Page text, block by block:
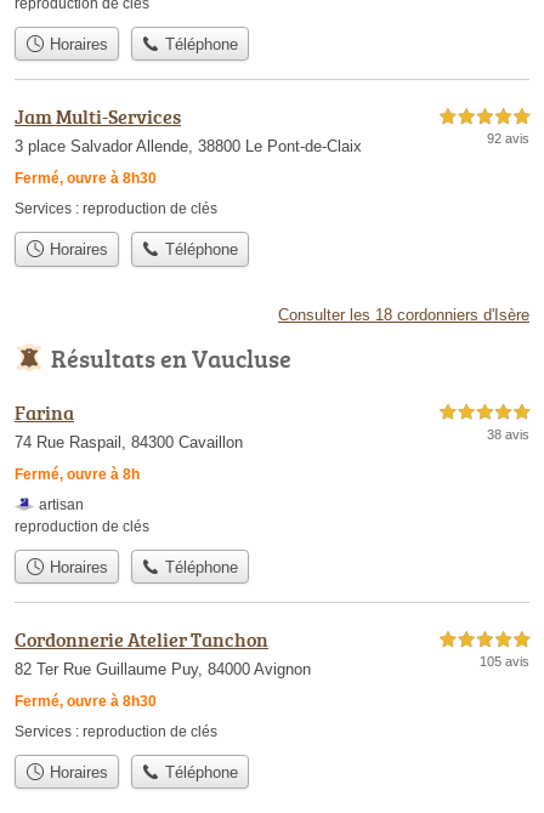
reproduction de clés
Horaires Téléphone
Jam Multi-Services
3 place Salvador Allende, 38800 Le Pont-de-Claix
Fermé, ouvre à 8h30
5,0 étoiles sur 5
92 avis
Services : reproduction de clés
Horaires Téléphone
Consulter les 18 cordonniers d'Isère
Résultats en Vaucluse
Farina
74 Rue Raspail, 84300 Cavaillon
Fermé, ouvre à 8h
5,0 étoiles sur 5
38 avis
artisan
reproduction de clés
Horaires Téléphone
Cordonnerie Atelier Tanchon
82 Ter Rue Guillaume Puy, 84000 Avignon
Fermé, ouvre à 8h30
5,0 étoiles sur 5
105 avis
Services : reproduction de clés
Horaires Téléphone